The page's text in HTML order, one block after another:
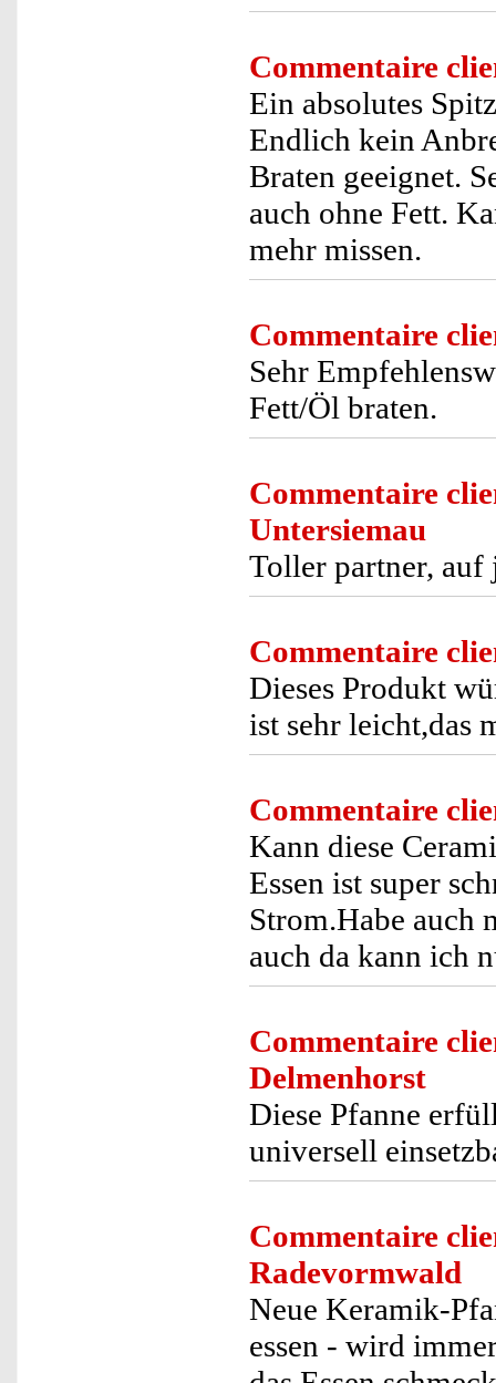
Commentaire
Ein absolutes
Endlich kein
Braten geeignet.
auch ohne Fett.
mehr missen.
Commentaire
Sehr
Fett/Öl braten.
Commentaire
Untersiemau
Toller partner, auf
Commentaire
Dieses Produkt
ist sehr leicht,das
Commentaire
Kann diese
Essen ist super
Strom.Habe auch
auch da kann ich
Commentaire
Delmenhorst
Diese Pfanne
universell
Commentaire
Radevormwald
Neue Keramik-
essen - wird